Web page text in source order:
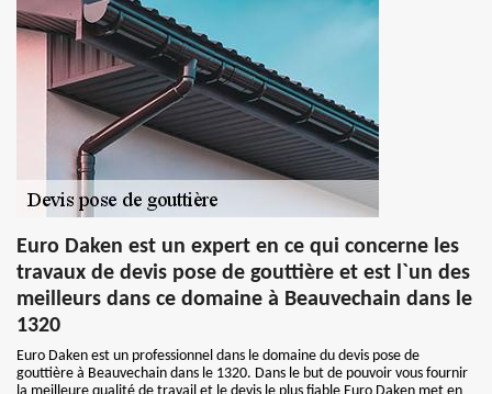
Euro Daken est un expert en ce qui concerne les
travaux de devis pose de gouttière et est l`un des
meilleurs dans ce domaine à Beauvechain dans le
1320
Euro Daken est un professionnel dans le domaine du devis pose de
gouttière à Beauvechain dans le 1320. Dans le but de pouvoir vous fournir